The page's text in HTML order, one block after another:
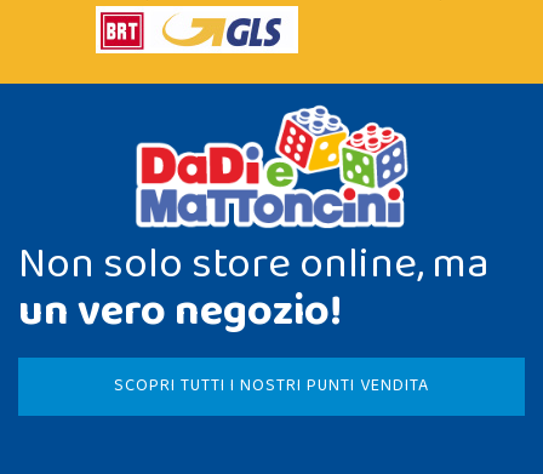
Non solo store online, ma
un vero negozio!
SCOPRI TUTTI I NOSTRI PUNTI VENDITA